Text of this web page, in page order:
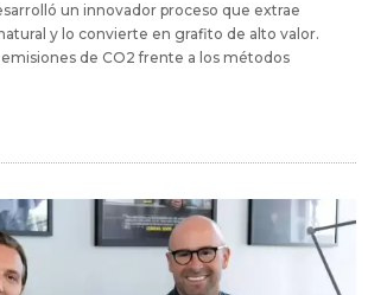
un innovador proceso que extrae
y lo convierte en grafito de alto valor.
de CO2 frente a los métodos